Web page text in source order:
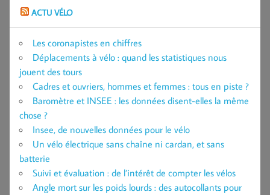
ACTU VÉLO
Les coronapistes en chiffres
Déplacements à vélo : quand les statistiques nous
jouent des tours
Cadres et ouvriers, hommes et femmes : tous en piste ?
Baromètre et INSEE : les données disent-elles la même
chose ?
Insee, de nouvelles données pour le vélo
Un vélo électrique sans chaîne ni cardan, et sans
batterie
Suivi et évaluation : de l’intérêt de compter les vélos
Angle mort sur les poids lourds : des autocollants pour